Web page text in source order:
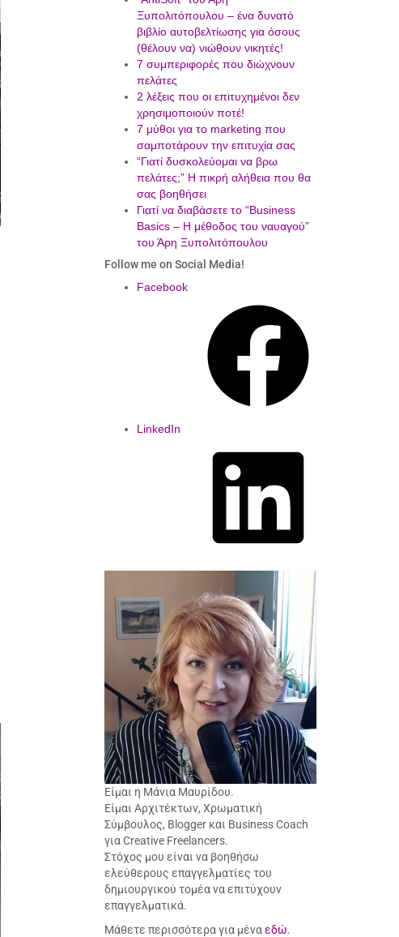
Ξυπολιτόπουλου – ένα δυνατό
βιβλίο αυτοβελτίωσης για όσους
(θέλουν να) νιώθουν νικητές!
7 συμπεριφορές που διώχνουν
πελάτες
2 λέξεις που οι επιτυχημένοι δεν
χρησιμοποιούν ποτέ!
7 μύθοι για το marketing που
σαμποτάρουν την επιτυχία σας
“Γιατί δυσκολεύομαι να βρω
πελάτες;” Η πικρή αλήθεια που θα
σας βοηθήσει
Γιατί να διαβάσετε το “Business
Basics – Η μέθοδος του ναυαγού”
του Άρη Ξυπολιτόπουλου
Follow me on Social Media!
Facebook
LinkedIn
Είμαι η Μάνια Μαυρίδου.
Είμαι Αρχιτέκτων, Χρωματική
Σύμβουλος, Blogger και Business Coach
για Creative Freelancers.
Στόχος μου είναι να βοηθήσω
ελεύθερους επαγγελματίες του
δημιουργικού τομέα να επιτύχουν
επαγγελματικά.
Μάθετε περισσότερα για μένα εδώ.